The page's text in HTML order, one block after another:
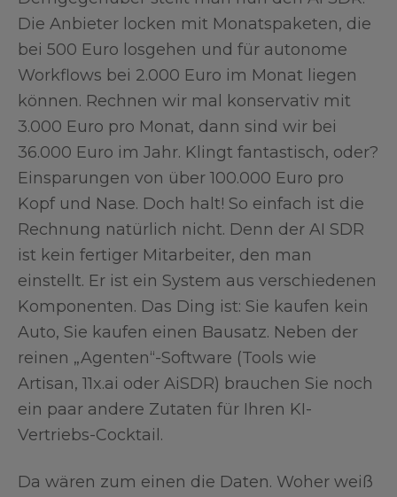
Die Anbieter locken mit Monatspaketen, die
bei 500 Euro losgehen und für autonome
Workflows bei 2.000 Euro im Monat liegen
können. Rechnen wir mal konservativ mit
3.000 Euro pro Monat, dann sind wir bei
36.000 Euro im Jahr. Klingt fantastisch, oder?
Einsparungen von über 100.000 Euro pro
Kopf und Nase. Doch halt! So einfach ist die
Rechnung natürlich nicht. Denn der AI SDR
ist kein fertiger Mitarbeiter, den man
einstellt. Er ist ein System aus verschiedenen
Komponenten. Das Ding ist: Sie kaufen kein
Auto, Sie kaufen einen Bausatz. Neben der
reinen „Agenten“-Software (Tools wie
Artisan, 11x.ai oder AiSDR) brauchen Sie noch
ein paar andere Zutaten für Ihren KI-
Vertriebs-Cocktail.
Da wären zum einen die Daten. Woher weiß